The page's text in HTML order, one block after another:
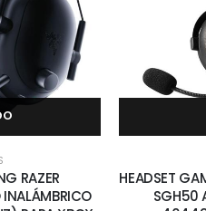
RAZER
INALÁMBRICO
HEADSET
SGH50